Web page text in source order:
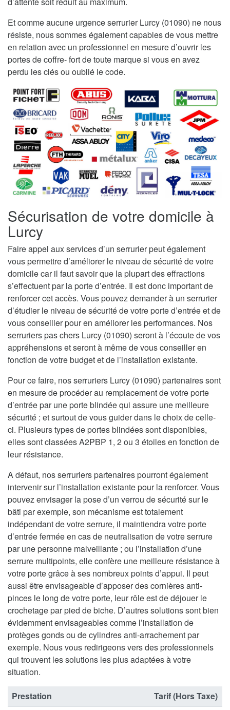
Et comme aucune urgence serrurier Lurcy (01090) ne nous
résiste, nous sommes également capables de vous mettre
en relation avec un professionnel en mesure d’ouvrir les
portes de coffre- fort de toute marque si vous en avez
perdu les clés ou oublié le code.
Sécurisation de votre domicile à
Lurcy
Faire appel aux services d’un serrurier peut également
vous permettre d’améliorer le niveau de sécurité de votre
domicile car il faut savoir que la plupart des effractions
s’effectuent par la porte d’entrée. Il est donc important de
renforcer cet accès. Vous pouvez demander à un serrurier
d’étudier le niveau de sécurité de votre porte d’entrée et de
vous conseiller pour en améliorer les performances. Nos
serruriers pas chers Lurcy (01090) seront à l’écoute de vos
appréhensions et seront à même de vous conseiller en
fonction de votre budget et de l’installation existante.
Pour ce faire, nos serruriers Lurcy (01090) partenaires sont
en mesure de procéder au remplacement de votre porte
d’entrée par une porte blindée qui assure une meilleure
sécurité ; et surtout de vous guider dans le choix de celle-
ci. Plusieurs types de portes blindées sont disponibles,
elles sont classées A2PBP 1, 2 ou 3 étoiles en fonction de
leur résistance.
A défaut, nos serruriers partenaires pourront également
intervenir sur l’installation existante pour la renforcer. Vous
pouvez envisager la pose d’un verrou de sécurité sur le
bâti par exemple, son mécanisme est totalement
indépendant de votre serrure, il maintiendra votre porte
d’entrée fermée en cas de neutralisation de votre serrure
par une personne malveillante ; ou l’installation d’une
serrure multipoints, elle confère une meilleure résistance à
votre porte grâce à ses nombreux points d’appui. Il peut
aussi être envisageable d’apposer des cornières anti-
pinces le long de votre porte, leur rôle est de déjouer le
crochetage par pied de biche. D’autres solutions sont bien
évidemment envisageables comme l’installation de
protèges gonds ou de cylindres anti-arrachement par
exemple. Nous vous redirigeons vers des professionnels
qui trouvent les solutions les plus adaptées à votre
situation.
Prestation
Tarif (Hors Taxe)